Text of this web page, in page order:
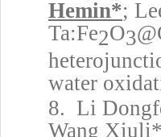
Hemin*;
Ta:Fe2O3
water
8. Li
Wang Xiuli*